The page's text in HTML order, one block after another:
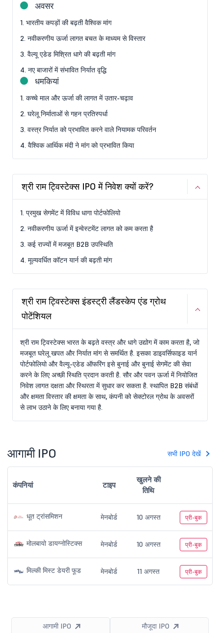
अवसर
1. भारतीय कपड़ों की बढ़ती वैश्विक मांग
2. नवीकरणीय ऊर्जा लागत बचत के माध्यम से विस्तार
3. वैल्यू एडेड मिश्रित धागे की बढ़ती मांग
4. नए बाजारों में संभावित निर्यात वृद्धि
धमकियां
1. कच्चे माल और ऊर्जा की लागत में उतार-चढ़ाव
2. घरेलू निर्माताओं से गहन प्रतिस्पर्धा
3. वस्त्र निर्यात को प्रभावित करने वाले नियामक परिवर्तन
4. वैश्विक आर्थिक मंदी ने मांग को प्रभावित किया
श्री राम ट्विस्टेक्स IPO में निवेश क्यों करें?
1. प्रमुख सेगमेंट में विविध धागा पोर्टफोलियो
2. नवीकरणीय ऊर्जा में इन्वेस्टमेंट लागत को कम करता है
3. कई राज्यों में मजबूत B2B उपस्थिति
4. मूल्यवर्धित कॉटन यार्न की बढ़ती मांग
श्री राम ट्विस्टेक्स इंडस्ट्री लैंडस्केप एंड ग्रोथ
पोटेंशियल
श्री राम ट्विस्टेक्स भारत के बढ़ते वस्त्र और धागे उद्योग में काम करता है, जो
मजबूत घरेलू खपत और निर्यात मांग से समर्थित है. इसका डाइवर्सिफाइड यार्न
पोर्टफोलियो और वैल्यू-एडेड ऑफरिंग इसे बुनाई और बुनाई सेगमेंट की सेवा
करने के लिए अच्छी स्थिति प्रदान करती है. सौर और पवन ऊर्जा में नियोजित
निवेश लागत दक्षता और स्थिरता में सुधार कर सकता है. स्थापित B2B संबंधों
और क्षमता विस्तार की क्षमता के साथ, कंपनी को सेक्टोरल ग्रोथ के अवसरों
से लाभ उठाने के लिए बनाया गया है.
आगामी IPO सभी IPO देखें
कंपनियां टाइप
खुलने की
तिथि
धूत ट्रांसमिशन मेनबोर्ड 10 अगस्त प्री-बुक
मोलबायो डायग्नोस्टिक्स मेनबोर्ड 10 अगस्त प्री-बुक
मिल्की मिस्ट डेयरी फूड मेनबोर्ड 11 अगस्त प्री-बुक
आगामी IPO मौजूदा IPO